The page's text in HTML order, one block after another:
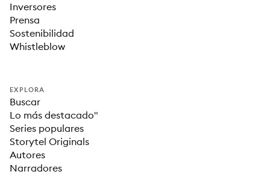
Inversores
Prensa
Sostenibilidad
Whistleblow
EXPLORA
Buscar
Lo más destacado"
Series populares
Storytel Originals
Autores
Narradores